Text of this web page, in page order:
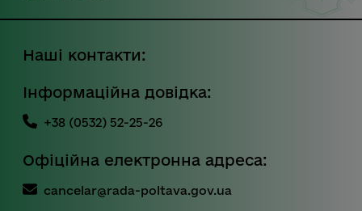
Наші контакти:
Інформаційна довідка:
+38 (0532) 52-25-26
Офіційна електронна адреса:
cancelar@rada-poltava.gov.ua